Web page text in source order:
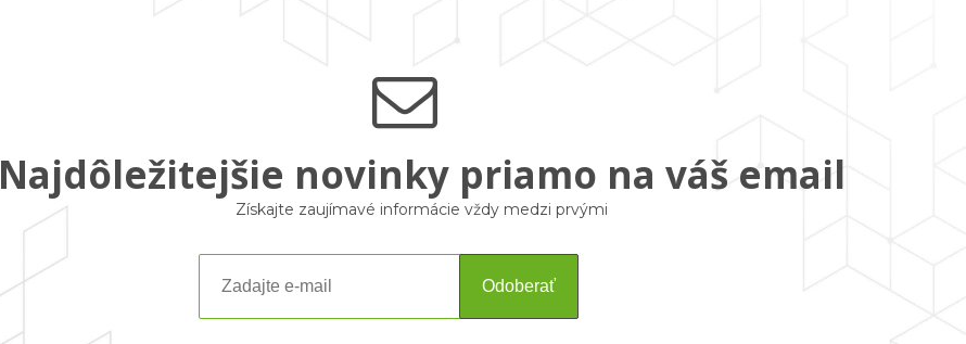
Najdôležitejšie novinky priamo na váš email
Získajte zaujímavé informácie vždy medzi prvými
Odoberať